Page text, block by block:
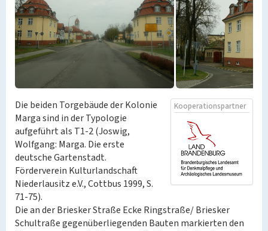
Kooperationspartner
Die beiden Torgebäude der Kolonie
Marga sind in der Typologie
aufgeführt als T1-2 (Joswig,
Wolfgang: Marga. Die erste
deutsche Gartenstadt.
Förderverein Kulturlandschaft
Niederlausitz e.V., Cottbus 1999, S.
71-75).
Die an der Briesker Straße Ecke Ringstraße/ Briesker
Schultraße gegenüberliegenden Bauten markierten den